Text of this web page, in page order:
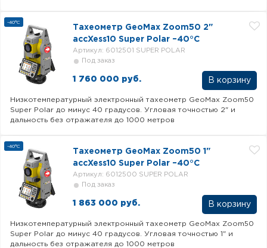
-40°C
Тахеометр GeoMax Zoom50 2"
accXess10 Super Polar –40°C
Под заказ
Артикул: 6012501 SUPER POLAR
1 760 000 руб. В корзину
Низкотемпературный электронный тахеометр GeoMax Zoom50
Super Polar до минус 40 градусов. Угловая точностью 2" и
дальность без отражателя до 1000 метров
-40°C
Тахеометр GeoMax Zoom50 1"
accXess10 Super Polar –40°C
Под заказ
Артикул: 6012500 SUPER POLAR
1 863 000 руб. В корзину
Низкотемпературный электронный тахеометр GeoMax Zoom50
Super Polar до минус 40 градусов. Угловая точностью 1" и
дальность без отражателя до 1000 метров